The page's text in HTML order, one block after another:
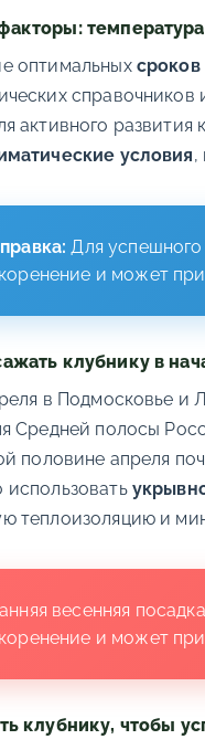
оптимальных сроков
активного
условия,
Для успешного
и может
клубнику в
в Подмосковье и
Средней полосы
половине апреля
теплоизоляцию и
весенняя
и может
клубнику, чтобы